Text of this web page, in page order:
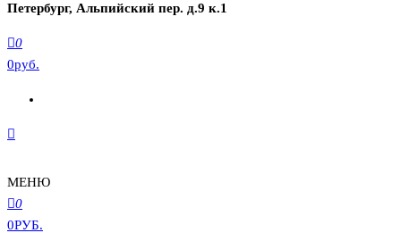
Петербург, Альпийский пер. д.9 к.1
0
0руб.
МЕНЮ
0
0РУБ.